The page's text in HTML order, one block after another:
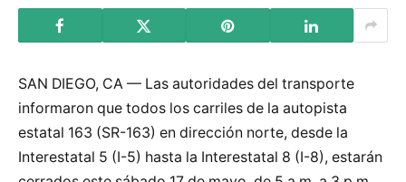
SAN DIEGO, CA — Las autoridades del transporte
informaron que todos los carriles de la autopista
estatal 163 (SR-163) en dirección norte, desde la
Interestatal 5 (I-5) hasta la Interestatal 8 (I-8), estarán